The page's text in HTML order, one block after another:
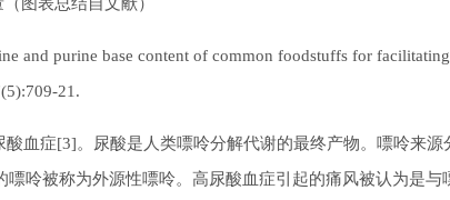
and purine base content of common foodstuffs for facilitating
21.
症[3]。尿酸是人类嘌呤分解代谢的最终产物。嘌呤来源
呤被称为外源性嘌呤。高尿酸血症引起的痛风被认为是与